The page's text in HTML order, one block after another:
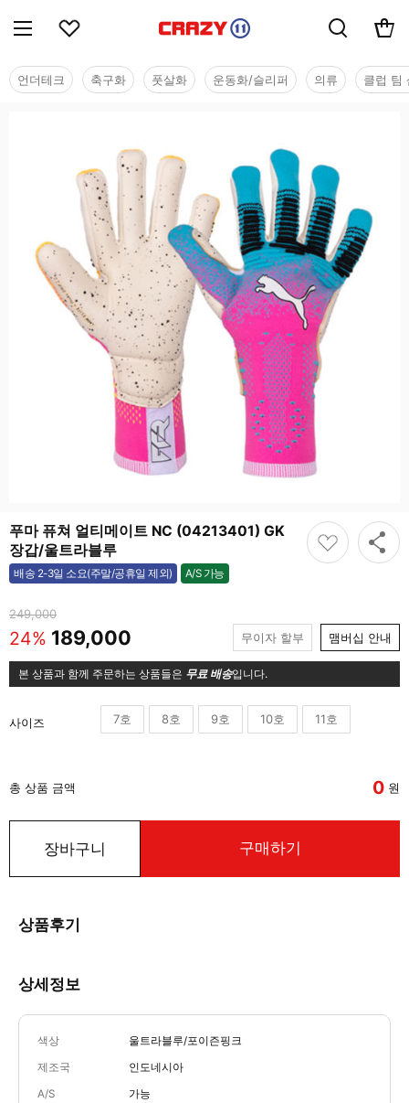
언더테크 축구화 풋살화 운동화/슬리퍼 의류 클럽 팀
푸마 퓨쳐 얼티메이트 NC (04213401) GK
장갑/울트라블루
배송 2-3일 소요(주말/공휴일 제외) A/S 가능
가능
249,000
24% 189,000 무이자 할부 맴버십 안내
본 상품과 함께 주문하는 상품들은 무료 배송입니다.
사이즈 7호 8호 9호 10호 11호
총 상품 금액 0 원
장바구니 구매하기
상품후기
상세정보
색상 울트라블루/포이즌핑크
제조국 인도네시아
A/S 가능